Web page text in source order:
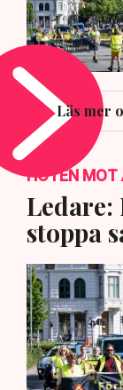
Läs mer
HOTEN MOT
Ledare:
stoppa